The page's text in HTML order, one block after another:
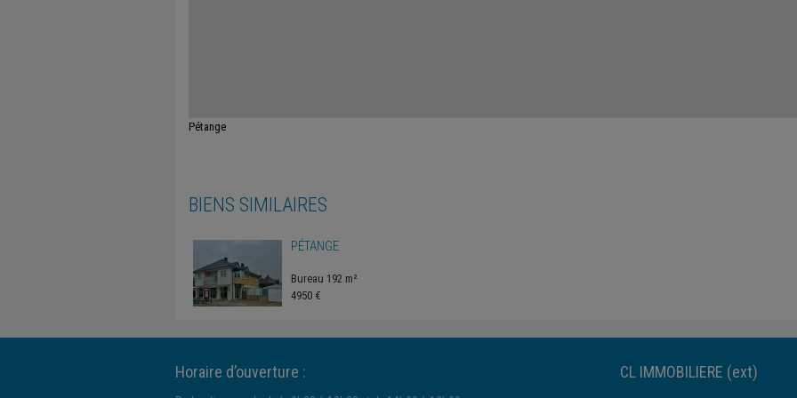
Pétange
BIENS SIMILAIRES
PÉTANGE
Bureau 192 m²
4950 €
Horaire d’ouverture : CL IMMOBILIERE (ext)